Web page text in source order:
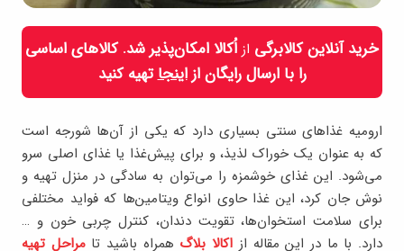
خرید آنلاین کالابرگی از اُکالا امکان‌پذیر شد. کالاهای اساسی
را با ارسال رایگان ازاینجاتهیه کنید
ارومیه غذاهای سنتی بسیاری دارد که یکی از آن‌ها شورجه است
که به عنوان یک خوراک لذیذ، و برای پیش‌غذا یا غذای اصلی سرو
می‌شود. این غذای خوشمزه را می‌‌توان به سادگی در منزل تهیه و
نوش جان کرد، این غذا حاوی انواع ویتامین‌ها که فواید مختلفی
برای سلامت استخوان‌ها، تقویت دندان، کنترل چربی خون و …
دارد. با ما در این مقاله از اکالا بلاگ همراه باشید تامراحل تهیه